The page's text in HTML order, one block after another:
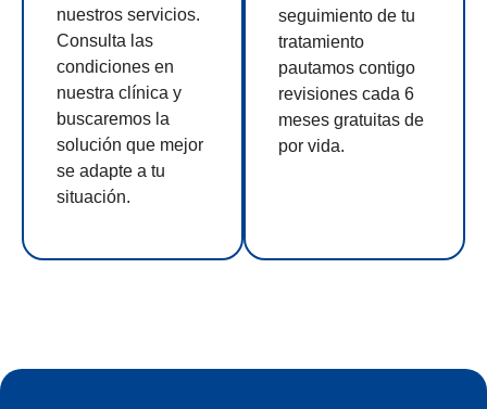
nuestros servicios.
Consulta las
condiciones en
nuestra clínica y
buscaremos la
solución que mejor
se adapte a tu
situación.
seguimiento de tu
tratamiento
pautamos contigo
revisiones cada 6
meses gratuitas de
por vida.